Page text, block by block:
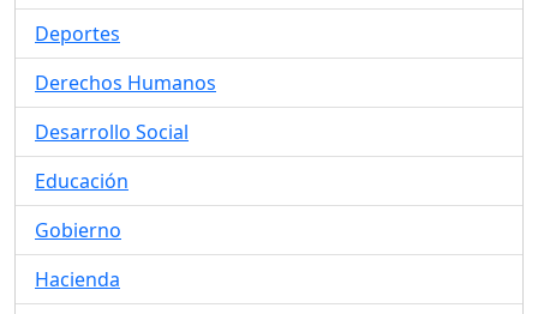
Deportes
Derechos Humanos
Desarrollo Social
Educación
Gobierno
Hacienda